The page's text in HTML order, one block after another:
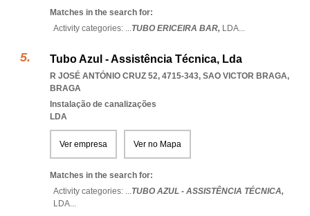
Matches in the search for:
Activity categories: ...TUBO ERICEIRA BAR, LDA...
Tubo Azul - Assistência Técnica, Lda
R JOSÉ ANTÓNIO CRUZ 52, 4715-343, SAO VICTOR BRAGA,
BRAGA
Instalação de canalizações
LDA
Ver empresa Ver no Mapa
Matches in the search for:
Activity categories: ...TUBO AZUL - ASSISTÊNCIA TÉCNICA,
LDA...